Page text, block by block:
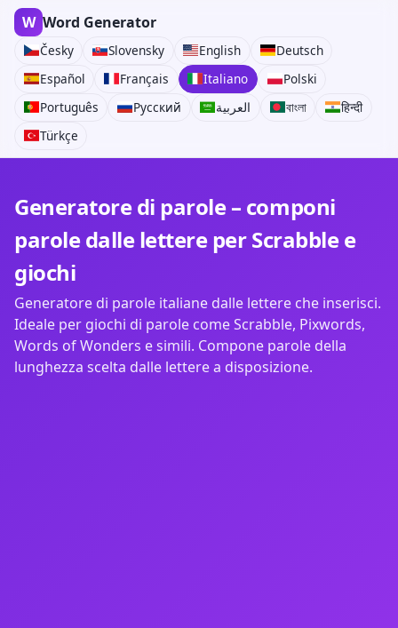
W Word Generator
Česky Slovensky English
Deutsch
Español
Français Italiano
Polski
Português
Русский العربية বাংলা
हिन्दी
Türkçe
Generatore di parole – componi
parole dalle lettere per Scrabble e
giochi
Generatore di parole italiane dalle lettere che inserisci.
Ideale per giochi di parole come Scrabble, Pixwords,
Words of Wonders e simili. Compone parole della
lunghezza scelta dalle lettere a disposizione.